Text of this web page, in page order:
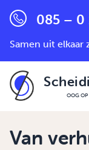
085 – 0
Samen uit elkaar
OOG OP
Van